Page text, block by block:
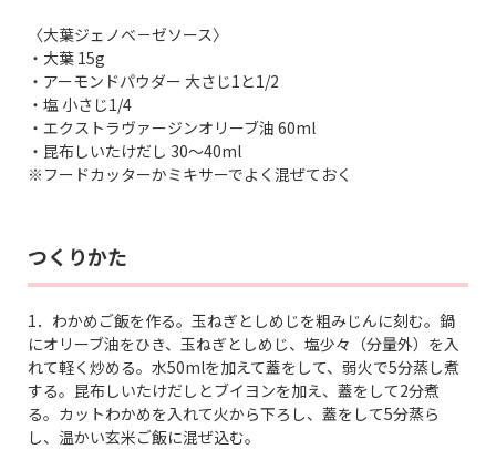
〈大葉ジェノべ－ゼソース〉
・大葉 15g
・アーモンドパウダー 大さじ1と1/2
・塩 小さじ1/4
・エクストラヴァージンオリーブ油 60ml
・昆布しいたけだし 30～40ml
※フードカッターかミキサーでよく混ぜておく
つくりかた
1．わかめご飯を作る。玉ねぎとしめじを粗みじんに刻む。鍋
にオリーブ油をひき、玉ねぎとしめじ、塩少々（分量外）を入
れて軽く炒める。水50mlを加えて蓋をして、弱火で5分蒸し煮
する。昆布しいたけだしとブイヨンを加え、蓋をして2分煮
る。カットわかめを入れて火から下ろし、蓋をして5分蒸ら
し、温かい玄米ご飯に混ぜ込む。